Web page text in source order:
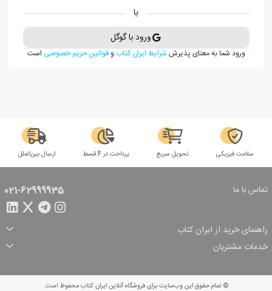
یا
ورود با گوگل
ورود شما به معنای پذیرش شرایط ایران کتاب وقوانین حریم خصوصی است
سلامت فیزیکی تحویل سریع پرداخت در 4 قسط ارسال بین‌الملل
تماس با ما 021-62999935
راهنمای خرید از ایران کتاب
ثبت سفارش
شرایط ارسال سفارش
شیوه پرداخت
تخفیف‌های خرید
خدمات مشتریان
© تمام حقوق این وب‌سایت برای فروشگاه آنلاین ایران کتاب محفوظ است.